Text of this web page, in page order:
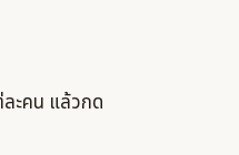
ะคน แล้วกด